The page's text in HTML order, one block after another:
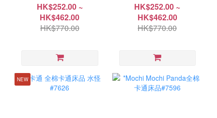
HK$252.00 ~
HK$462.00
HK$770.00
HK$252.00 ~
HK$462.00
HK$770.00
NEW